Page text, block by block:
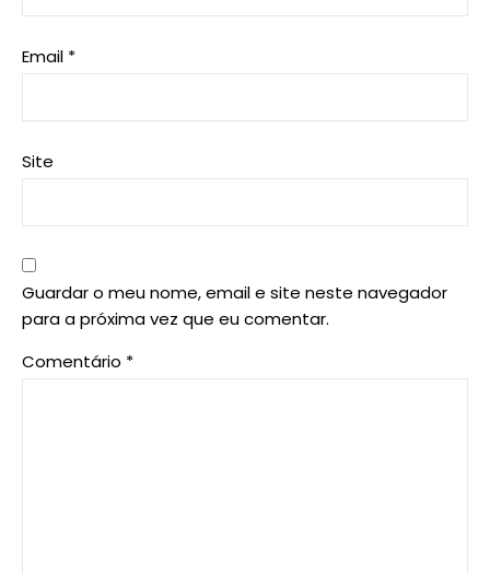
Email *
Site
Guardar o meu nome, email e site neste navegador
para a próxima vez que eu comentar.
Comentário *